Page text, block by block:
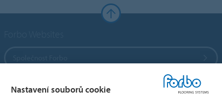
Forbo Flooring Systems
Nastavení souborů cookie